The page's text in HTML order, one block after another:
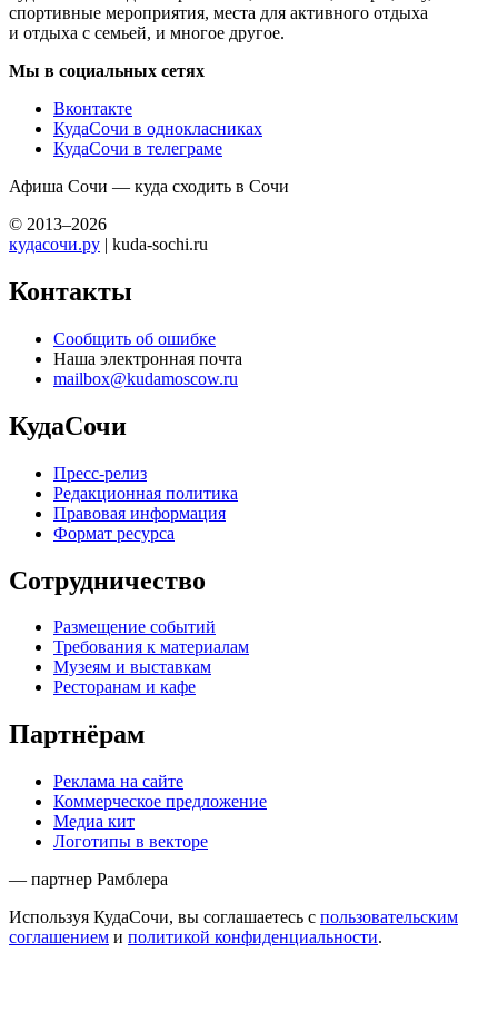
спортивные мероприятия, места для активного отдыха
и отдыха с семьей, и многое другое.
Мы в социальных сетях
Вконтакте
КудаСочи в однокласниках
КудаСочи в телеграме
Афиша Сочи — куда сходить в Сочи
© 2013–2026
кудасочи.ру | kuda-sochi.ru
Контакты
Сообщить об ошибке
Наша электронная почта
mailbox@kudamoscow.ru
КудаСочи
Пресс-релиз
Редакционная политика
Правовая информация
Формат ресурса
Сотрудничество
Размещение событий
Требования к материалам
Музеям и выставкам
Ресторанам и кафе
Партнёрам
Реклама на сайте
Коммерческое предложение
Медиа кит
Логотипы в векторе
— партнер Рамблера
Используя КудаСочи, вы соглашаетесь с пользовательским
соглашением и политикой конфиденциальности.